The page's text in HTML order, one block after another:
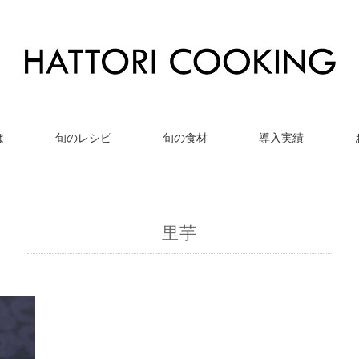
旬のレシピ 旬の食材 導入実績
里芋